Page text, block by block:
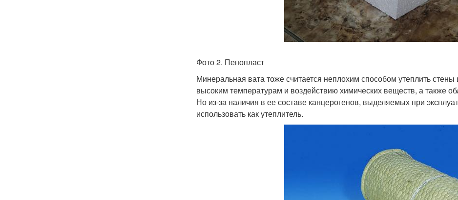
Фото 2. Пенопласт
Минеральная вата тоже считается неплохим способом утеплить стены
высоким температурам и воздействию химических веществ, а также
Но из-за наличия в ее составе канцерогенов, выделяемых при
использовать как утеплитель.